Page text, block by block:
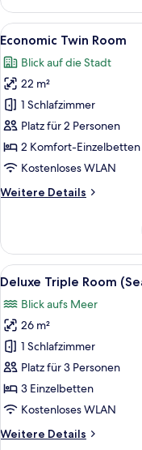
Suit
Room
(Sea
Old
City
View)
Alle
Fotos
für
Economic
Twin
Room
anzeigen
3
Economic Twin Room
Blick auf die Stadt
22 m²
1 Schlafzimmer
Platz für 2 Personen
2 Komfort-Einzelbetten
Kostenloses WLAN
Weitere Details
Weitere
Twin
Room
Alle
Fotos
für
Deluxe
Triple
Room
(Sea
View)
4
Deluxe Triple Room
Blick aufs Meer
26 m²
1 Schlafzimmer
Platz für 3 Personen
3 Einzelbetten
Kostenloses WLAN
Weitere Details
Weitere